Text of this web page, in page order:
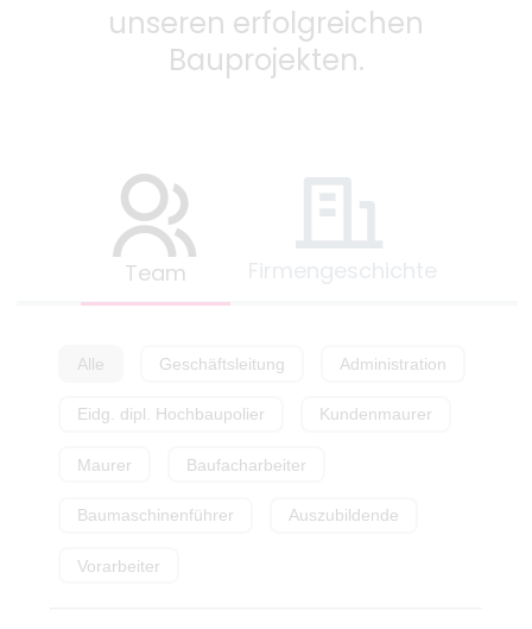
unseren erfolgreichen
Bauprojekten.
Team
Alle Geschäftsleitung Administration
Eidg. dipl. Hochbaupolier Kundenmaurer
Maurer Baufacharbeiter
Baumaschinenführer Auszubildende
Vorarbeiter